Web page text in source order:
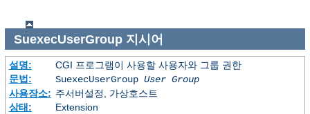
SuexecUserGroup지시어
설명:
CGI 프로그램이 사용할 사용자와 그룹 권한
문법:
SuexecUserGroup User Group
사용장소: 주서버설정, 가상호스트
상태:
Extension